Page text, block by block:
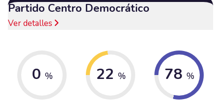
Partido Centro Democrático
Ver detalles
0 % 22 % 78 %